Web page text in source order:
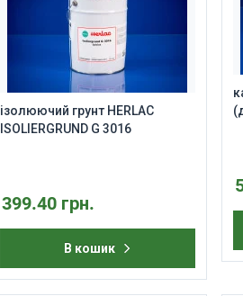
ізолюючий грунт HERLAC
ISOLIERGRUND G 3016
399.40 грн.
В кошик